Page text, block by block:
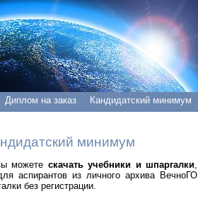
Диплом на заказ Кандидатский минимум
минимум
можете скачать учебники и шпаргалки
аспирантов из личного архива ВечноГО
без регистрации.